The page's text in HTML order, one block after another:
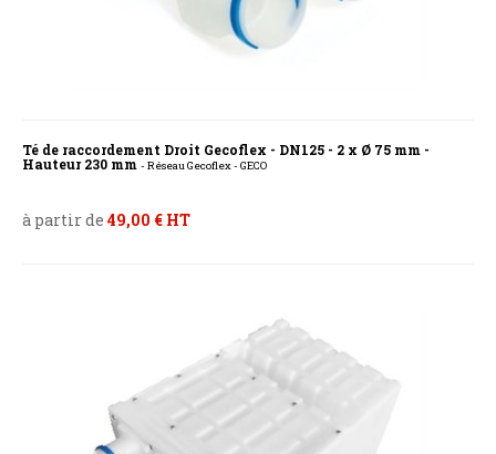
Té de raccordement Droit Gecoflex - DN125 - 2 x Ø 75 mm -
Hauteur 230 mm - Réseau Gecoflex - GECO
à partir de 49,00 € HT